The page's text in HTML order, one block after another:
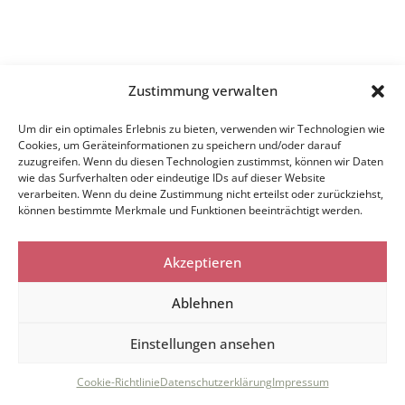
Zustimmung verwalten
Um dir ein optimales Erlebnis zu bieten, verwenden wir Technologien wie
Cookies, um Geräteinformationen zu speichern und/oder darauf
zuzugreifen. Wenn du diesen Technologien zustimmst, können wir Daten
wie das Surfverhalten oder eindeutige IDs auf dieser Website
verarbeiten. Wenn du deine Zustimmung nicht erteilst oder zurückziehst,
können bestimmte Merkmale und Funktionen beeinträchtigt werden.
Akzeptieren
Ablehnen
Einstellungen ansehen
Cookie-RichtlinieDatenschutzerklärungImpressum